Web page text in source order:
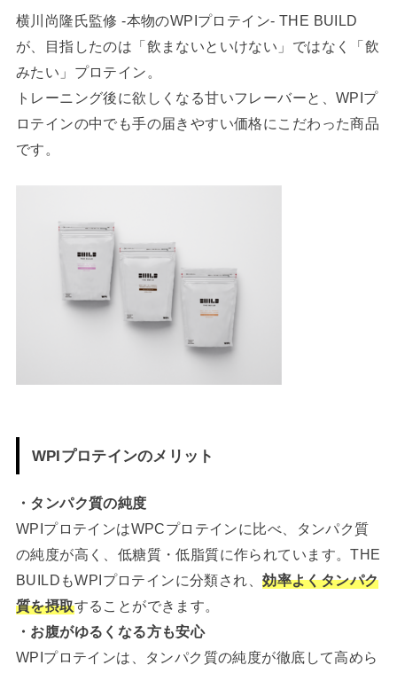
横川尚隆氏監修 -本物のWPIプロテイン- THE BUILD
が、目指したのは「飲まないといけない」ではなく「飲
みたい」プロテイン。
トレーニング後に欲しくなる甘いフレーバーと、WPIプ
ロテインの中でも手の届きやすい価格にこだわった商品
です。
WPIプロテインのメリット
・タンパク質の純度
WPIプロテインはWPCプロテインに比べ、タンパク質
の純度が高く、低糖質・低脂質に作られています。THE
BUILDもWPIプロテインに分類され、効率よくタンパク
質を摂取することができます。
・お腹がゆるくなる方も安心
WPIプロテインは、タンパク質の純度が徹底して高めら